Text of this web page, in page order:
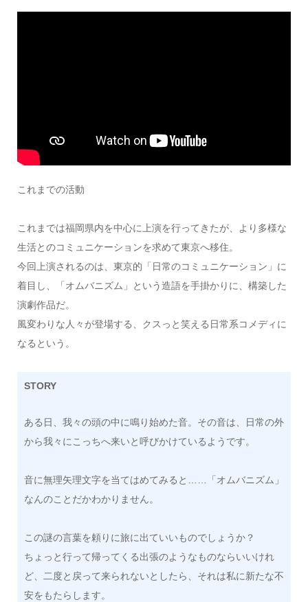
これまでの活動
これまでは福岡県内を中心に上演を行ってきたが、より多様な
生活とのコミュニケーションを求めて東京へ移住。
今回上演されるのは、東京的「日常のコミュニケーション」に
着目し、「オムバニズム」という造語を手掛かりに、構築した
演劇作品だ。
風変わりな人々が登場する、クスっと笑える日常系コメディに
なるという。
STORY
ある日、我々の頭の中に鳴り始めた音。その音は、日常の外
から我々にこっちへ来いと呼びかけているようです。
音に無理矢理文字を当てはめてみると……「オムバニズム」
なんのことだかわかりません。
この謎の言葉を頼りに旅に出ていいものでしょうか？
ちょっと行って帰ってくる出張のようなものならいいけれ
ど、二度と戻って来られないとしたら、それは私に新たな不
安をもたらします。